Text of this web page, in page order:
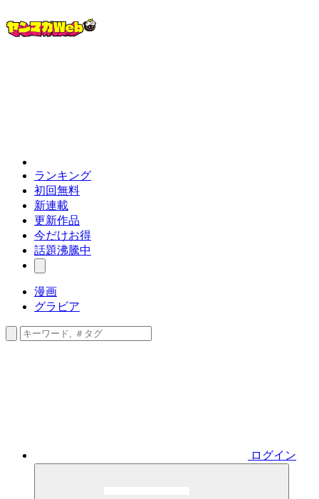
ランキング
初回無料
新連載
更新作品
今だけお得
話題沸騰中
漫画
グラビア
ログイン